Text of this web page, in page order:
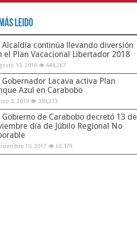
Leido
Alcaldía continúa llevando diversión
el Plan Vacacional Libertador 2018
13, 2018 444,267
Gobernador Lacava activa Plan
Azul en Carabobo
3, 2019 330,273
Gobierno de Carabobo decretó 13 de
día de Júbilo Regional No
10, 2017 63,379